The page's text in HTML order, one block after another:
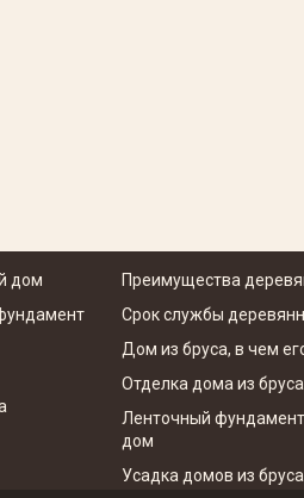
дом
Преимущества
Срок службы
Дом из бруса, в чем
Отделка дома из бруса
Ленточный
дом
Усадка домов из бруса